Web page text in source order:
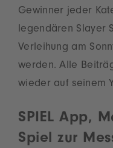
Gewinner jeder
legendären Slayer
Verleihung am
werden. Alle
wieder auf seinem
SPIEL App,
Spiel zur